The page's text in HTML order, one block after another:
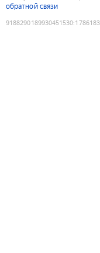
обратной связи
9188290189930451530: